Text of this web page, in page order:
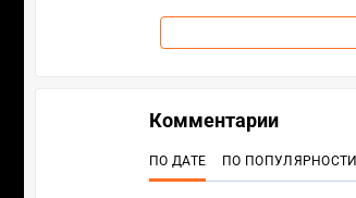
Комментарии
ПО ДАТЕ ПО ПОПУЛЯРНОСТИ